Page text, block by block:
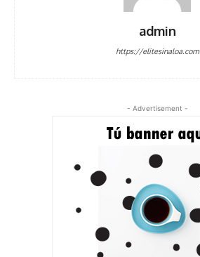
admin
https://elitesinaloa.com
- Advertisement -